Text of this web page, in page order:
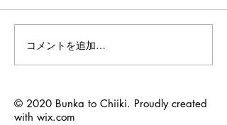
【3月6日】第22回文化と
地域デザイン講座を開催
コメントを追加…
© 2020 Bunka to Chiiki. Proudly created
with wix.com